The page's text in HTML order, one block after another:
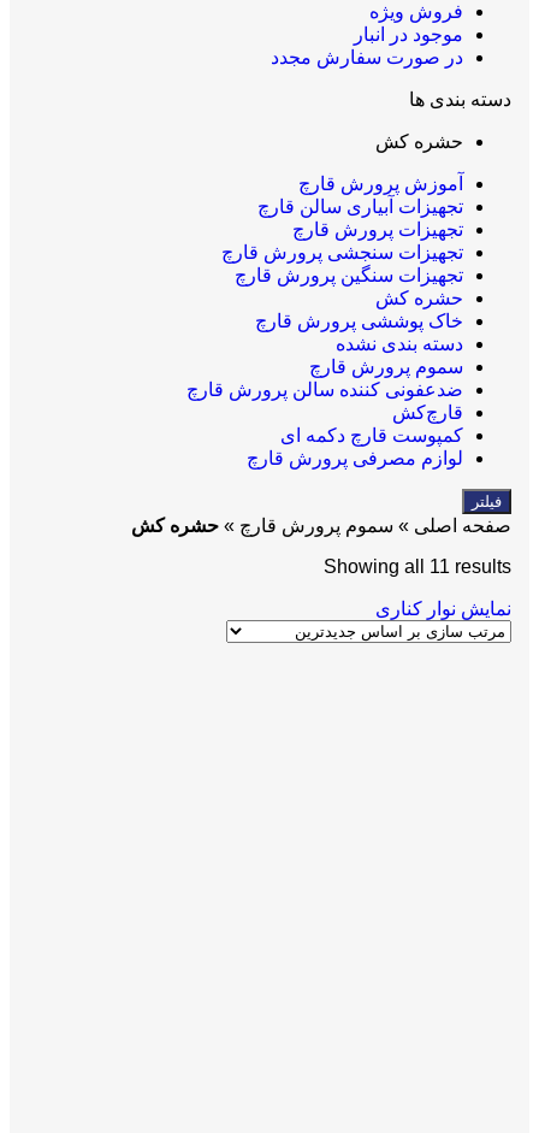
فروش ویژه
موجود در انبار
در صورت سفارش مجدد
دسته بندی ها
حشره کش
آموزش پرورش قارچ
تجهیزات آبیاری سالن قارچ
تجهیزات پرورش قارچ
تجهیزات سنجشی پرورش قارچ
تجهیزات سنگین پرورش قارچ
حشره کش
خاک پوششی پرورش قارچ
دسته بندی نشده
سموم پرورش قارچ
ضدعفونی کننده سالن پرورش قارچ
قارچ‌کش
کمپوست قارچ دکمه‌ ای
لوازم مصرفی پرورش قارچ
فیلتر
صفحه اصلی » سموم پرورش قارچ » حشره کش
Showing all 11 results
نمایش نوار کناری